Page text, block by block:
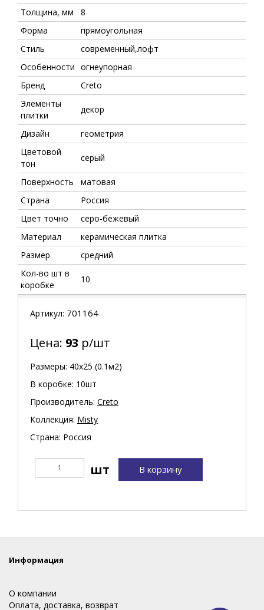
Толщина, мм
8
Форма
прямоугольная
Стиль
современный,лофт
Особенности огнеупорная
Бренд
Creto
Элементы
плитки
декор
Дизайн
геометрия
Цветовой
тон
серый
Поверхность
матовая
Страна
Россия
Цвет точно
серо-бежевый
Материал
керамическая плитка
Размер
средний
Кол-во шт в
коробке
10
Артикул: 701164
Цена: 93 р/шт
Размеры: 40х25 (0.1м2)
В коробке: 10шт
Производитель: Creto
Коллекция: Misty
Страна: Россия
В корзину
Информация
О компании
Оплата, доставка, возврат